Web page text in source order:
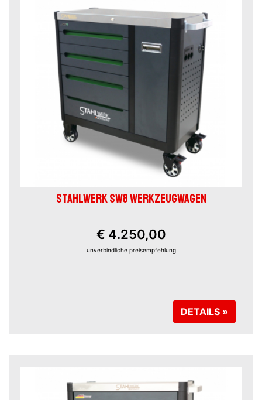
STAHLWERK SW8 WERKZEUGWAGEN
€ 4.250,00
unverbindliche preisempfehlung
DETAILS »